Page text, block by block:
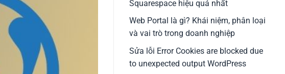
Squarespace hiệu quả nhất
Web Portal là gì? Khái niệm, phân loại
và vai trò trong doanh nghiệp
Sửa lỗi Error Cookies are blocked due
to unexpected output WordPress